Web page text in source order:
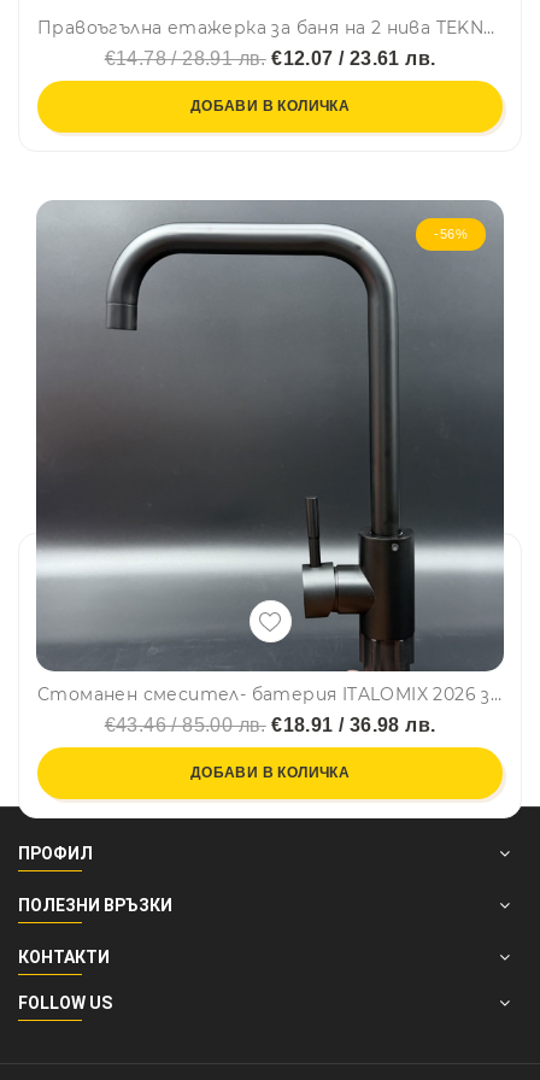
Правоъгълна етажерка за баня на 2 нива TEKNO TEL BK 078, 30х12х34 см, Декорация, Закрепване с дюбел, Бял
€14.78 / 28.91 лв.€12.07 / 23.61 лв.
ДОБАВИ В КОЛИЧКА
-56%
Стоманен смесител- батерия ITALOMIX 2026 за кухня и баня, черен
€43.46 / 85.00 лв.€18.91 / 36.98 лв.
ДОБАВИ В КОЛИЧКА
ПРОФИЛ
ПОЛЕЗНИ ВРЪЗКИ
КОНТАКТИ
FOLLOW US